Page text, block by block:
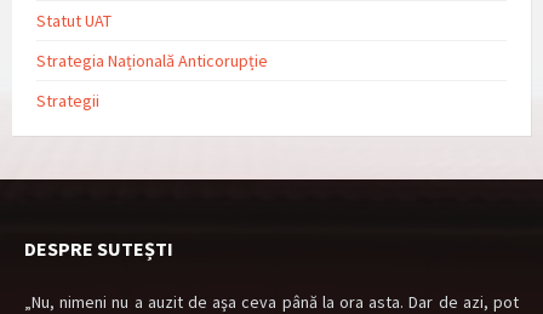
Statut UAT
Strategia Națională Anticorupție
Strategii
DESPRE SUTEȘTI
„Nu, nimeni nu a auzit de aşa ceva până la ora asta. Dar de azi, pot